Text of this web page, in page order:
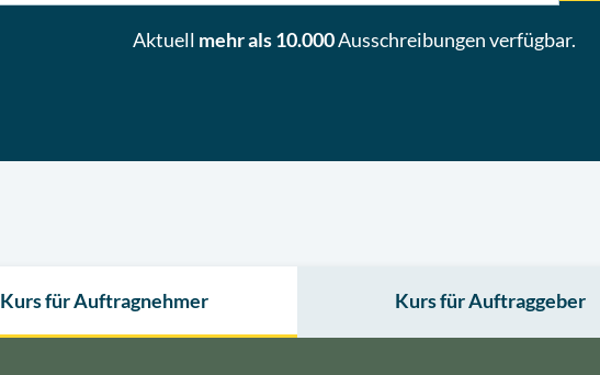
Aktuell mehr als 10.000Ausschreibungen verfügbar.
Kurs für Auftragnehmer Kurs für Auftraggeber